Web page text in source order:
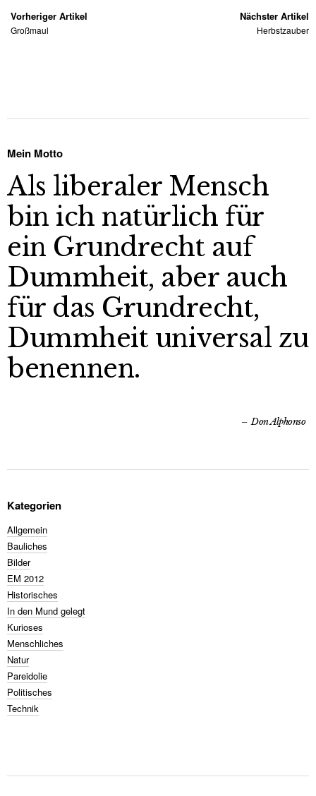
Vorheriger Artikel
Großmaul
Nächster Artikel
Herbstzauber
Mein Motto
Als liberaler Mensch
bin ich natürlich für
ein Grundrecht auf
Dummheit, aber auch
für das Grundrecht,
Dummheit universal zu
benennen.
Don Alphonso
Kategorien
Allgemein
Bauliches
Bilder
EM 2012
Historisches
In den Mund gelegt
Kurioses
Menschliches
Natur
Pareidolie
Politisches
Technik